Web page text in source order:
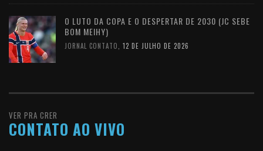
O LUTO DA COPA E O DESPERTAR DE 2030 (JC SEBE
BOM MEIHY)
JORNAL CONTATO 12 DE JULHO DE 2026
VER PRA CRER
CONTATO AO VIVO